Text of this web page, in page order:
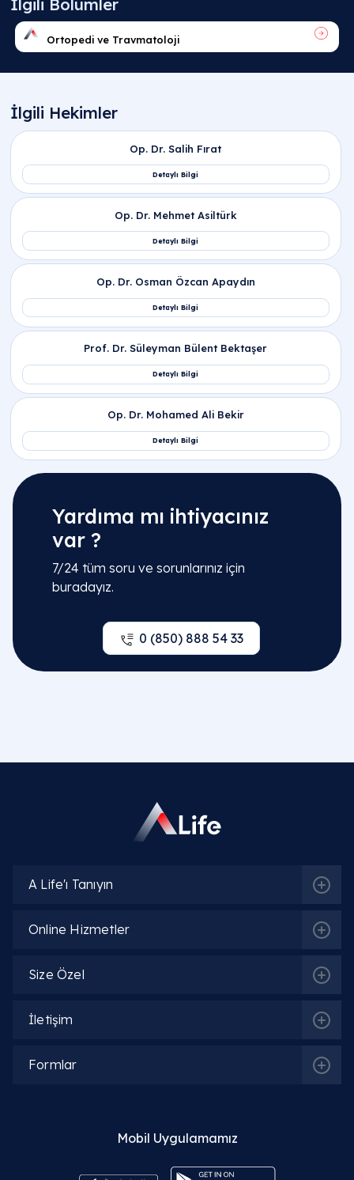
İlgili Bölümler
Ortopedi ve Travmatoloji
Yardıma mı ihtiyacınız
var ?
7/24 tüm soru ve sorunlarınız için
buradayız.
0 (850) 888 54 33
A Life'ı Tanıyın
Online Hizmetler
Size Özel
İletişim
Formlar
Mobil Uygulamamız